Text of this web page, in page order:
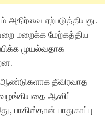
அதிர்வை ஏற்படுத்தியது.
மறைக்க மேற்கத்திய
முயல்வதாக
ஆண்டுகளாக தீவிரவாத
வழங்கியதை ஆஸிப்
பாகிஸ்தான் பாதுகாப்பு